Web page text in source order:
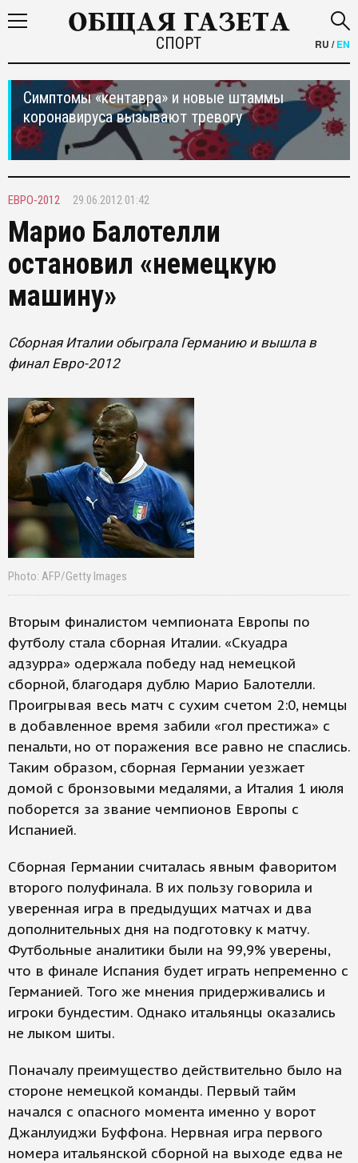
СПОРТ RU /EN
Симптомы «кентавра» и новые штаммы
коронавируса вызывают тревогу
ЕВРО-2012 29.06.2012 01:42
Марио Балотелли
остановил «немецкую
машину»
Сборная Италии обыграла Германию и вышла в
финал Евро-2012
Photo: AFP/Getty Images
Вторым финалистом чемпионата Европы по
футболу стала сборная Италии. «Скуадра
адзурра» одержала победу над немецкой
сборной, благодаря дублю Марио Балотелли.
Проигрывая весь матч с сухим счетом 2:0, немцы
в добавленное время забили «гол престижа» с
пенальти, но от поражения все равно не спаслись.
Таким образом, сборная Германии уезжает
домой с бронзовыми медалями, а Италия 1 июля
поборется за звание чемпионов Европы с
Испанией.
Сборная Германии считалась явным фаворитом
второго полуфинала. В их пользу говорила и
уверенная игра в предыдущих матчах и два
дополнительных дня на подготовку к матчу.
Футбольные аналитики были на 99,9% уверены,
что в финале Испания будет играть непременно с
Германией. Того же мнения придерживались и
игроки бундестим. Однако итальянцы оказались
не лыком шиты.
Поначалу преимущество действительно было на
стороне немецкой команды. Первый тайм
начался с опасного момента именно у ворот
Джанлуиджи Буффона. Нервная игра первого
номера итальянской сборной на выходе едва не